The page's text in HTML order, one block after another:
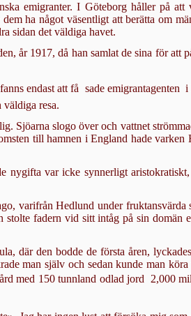
emigranter. I Göteborg håller på
ha något väsentligt att be­rätta om
sidan det väldiga havet.
år 1917, då han samlat de sina för att
endast att få  sade emigrantagenten
resa.
Sjöarna slogo över och vattnet
till hamnen i Eng­land hade varken
nygifta var icke synnerligt
varifrån Hedlund under fruktansvärda
fadern vid sitt intåg på sin domän
där den bod­de de första åren,
man själv och sedan kunde man
med 150 tunnland odlad jord  2,000